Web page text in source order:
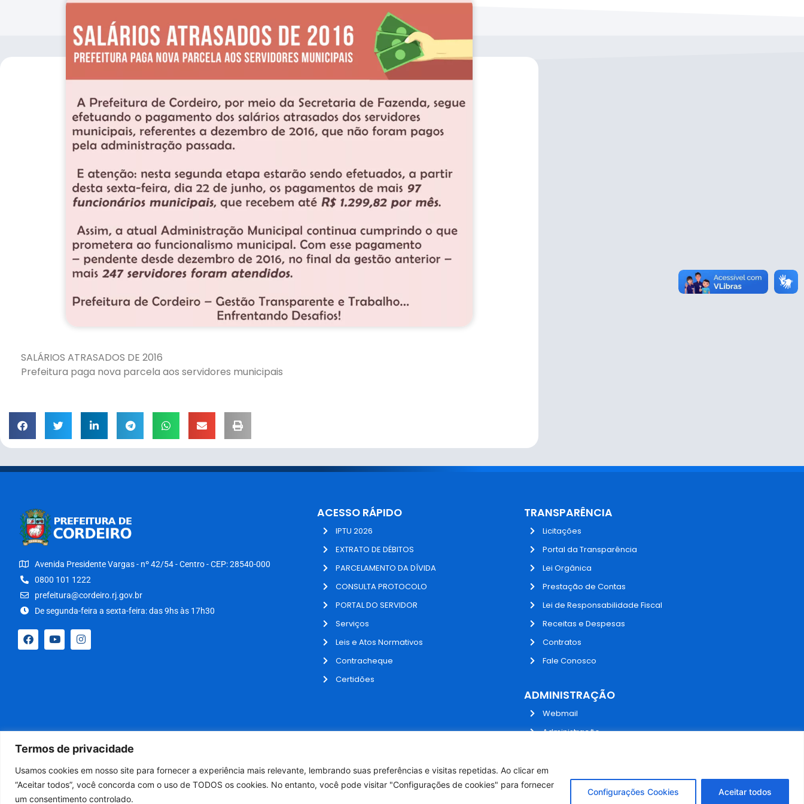
Termos de privacidade
Usamos cookies em nosso site para fornecer a experiência mais relevante, lembrando suas preferências e visitas repetidas. Ao clicar em
“Aceitar todos”, você concorda com o uso de TODOS os cookies. No entanto, você pode visitar "Configurações de cookies" para fornecer
um consentimento controlado.
Configurações Cookies Aceitar todos
SALÁRIOS ATRASADOS DE 2016
Prefeitura paga nova parcela aos servidores municipais
Avenida Presidente Vargas - nº 42/54 - Centro - CEP: 28540-000
0800 101 1222
prefeitura@cordeiro.rj.gov.br
De segunda-feira a sexta-feira: das 9hs às 17h30
ACESSO RÁPIDO
IPTU 2026
EXTRATO DE DÉBITOS
PARCELAMENTO DA DÍVIDA
CONSULTA PROTOCOLO
PORTAL DO SERVIDOR
Serviços
Leis e Atos Normativos
Contracheque
Certidões
TRANSPARÊNCIA
Licitações
Portal da Transparência
Lei Orgânica
Prestação de Contas
Lei de Responsabilidade Fiscal
Receitas e Despesas
Contratos
Fale Conosco
ADMINISTRAÇÃO
Webmail
Administração